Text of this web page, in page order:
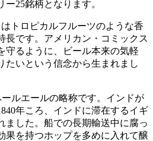
25銘柄となります。
はトロピカルフルーツのような香
長です。アメリカン・コミックス
守るように、ビール本来の気軽
たいという信念から生まれまし
ルエールの略称です。インドが
年ころ、インドに滞在するイギ
ました。船での長期輸送中に腐っ
果を持つホップを多めに入れて醸